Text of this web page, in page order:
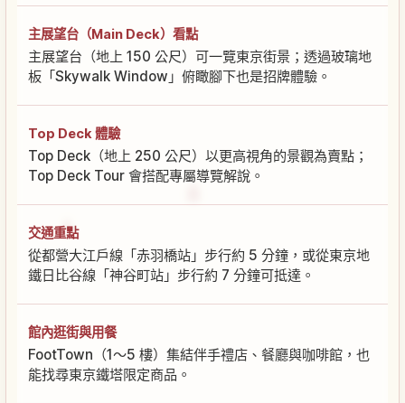
主展望台（Main Deck）看點
主展望台（地上 150 公尺）可一覽東京街景；透過玻璃地
板「Skywalk Window」俯瞰腳下也是招牌體驗。
Top Deck 體驗
Top Deck（地上 250 公尺）以更高視角的景觀為賣點；
Top Deck Tour 會搭配專屬導覽解說。
交通重點
從都營大江戶線「赤羽橋站」步行約 5 分鐘，或從東京地
鐵日比谷線「神谷町站」步行約 7 分鐘可抵達。
館內逛街與用餐
FootTown（1～5 樓）集結伴手禮店、餐廳與咖啡館，也
能找尋東京鐵塔限定商品。